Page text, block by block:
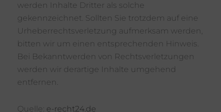
werden Inhalte Dritter als solche
gekennzeichnet. Sollten Sie trotzdem auf eine
Urheberrechtsverletzung aufmerksam werden,
bitten wir um einen entsprechenden Hinweis.
Bei Bekanntwerden von Rechtsverletzungen
werden wir derartige Inhalte umgehend
entfernen.
Quelle: e-recht24.de